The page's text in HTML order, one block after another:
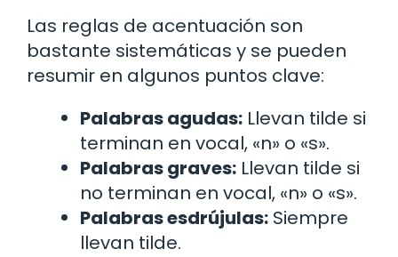
Las reglas de acentuación son
bastante sistemáticas y se pueden
resumir en algunos puntos clave:
Palabras agudas: Llevan tilde si
terminan en vocal, «n» o «s».
Palabras graves: Llevan tilde si
no terminan en vocal, «n» o «s».
Palabras esdrújulas: Siempre
llevan tilde.